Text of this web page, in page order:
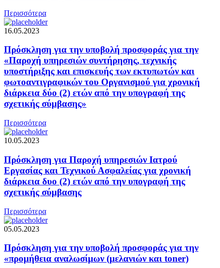
Περισσότερα
16.05.2023
Πρόσκληση για την υποβολή προσφοράς για την
«Παροχή υπηρεσιών συντήρησης, τεχνικής
υποστήριξης και επισκευής των εκτυπωτών και
φωτοαντιγραφικών του Οργανισμού για χρονική
διάρκεια δύο (2) ετών από την υπογραφή της
σχετικής σύμβασης»
Περισσότερα
10.05.2023
Πρόσκληση για Παροχή υπηρεσιών Ιατρού
Εργασίας και Τεχνικού Ασφαλείας για χρονική
διάρκεια δυο (2) ετών από την υπογραφή της
σχετικής σύμβασης
Περισσότερα
05.05.2023
Πρόσκληση για την υποβολή προσφοράς για την
«προμήθεια αναλωσίμων (μελανιών και toner)